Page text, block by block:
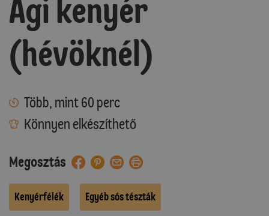
Ági kenyér
(hévöknél)
Több, mint 60 perc
Könnyen elkészíthető
Megosztás
Kenyérfélék Egyéb sós tészták